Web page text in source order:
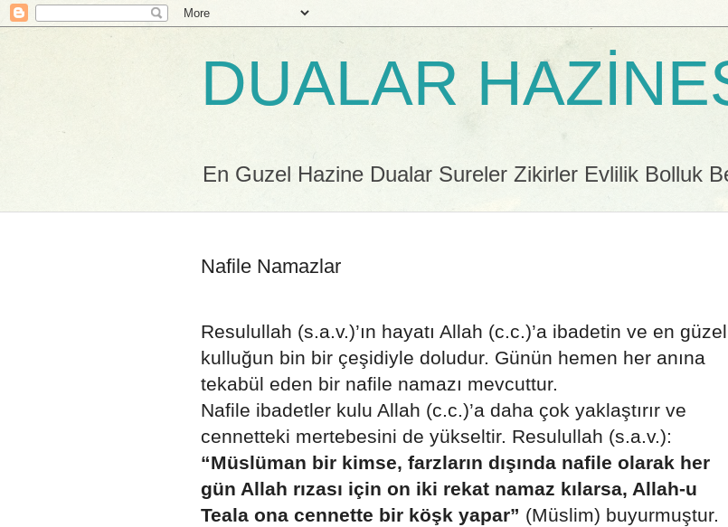
DUALAR
En Guzel Hazine Dualar Sureler Zikirler Evlilik Bolluk
Nafile Namazlar
Resulullah (s.a.v.)’ın hayatı Allah (c.c.)’a ibadetin ve en güzel
kulluğun bin bir çeşidiyle doludur. Günün hemen her anına
tekabül eden bir nafile namazı mevcuttur.
Nafile ibadetler kulu Allah (c.c.)’a daha çok yaklaştırır ve
cennetteki mertebesini de yükseltir. Resulullah (s.a.v.):
“Müslüman bir kimse, farzların dışında nafile olarak her
gün Allah rızası için on iki rekat namaz kılarsa, Allah-u
Teala ona cennette bir köşk yapar” (Müslim) buyurmuştur.